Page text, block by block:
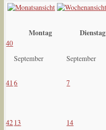
Montag
Dienstag
40
September
September
41 6 7
42 13 14